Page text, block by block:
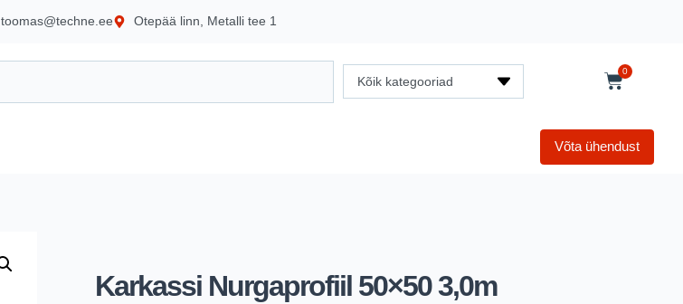
toomas@techne.ee Otepää linn, Metalli tee 1
Kõik kategooriad
0
Võta ühendust
Karkassi Nurgaprofiil 50×50 3,0m